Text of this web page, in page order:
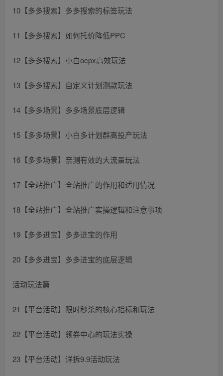
10【多多搜索】多多搜索的标签玩法
11【多多搜索】如何托价降低PPC
12【多多搜索】小白ocpx高效玩法
13【多多搜索】自定义计划测款玩法
14【多多场景】多多场景底层逻辑
15【多多场景】小白多计划群高投产玩法
16【多多场景】亲测有效的大流量玩法
17【全站推广】全站推广的作用和适用情况
18【全站推广】全站推广实操逻辑和注意事项
19【多多进宝】多多进宝的作用
20【多多进宝】多多进宝的底层逻辑
活动玩法篇
21【平台活动】限时秒杀的核心指标和玩法
22【平台活动】领券中心的玩法实操
23【平台活动】详拆9.9活动玩法